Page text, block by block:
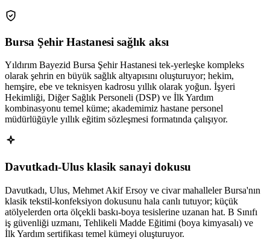
Bursa Şehir Hastanesi sağlık aksı
Yıldırım Bayezid Bursa Şehir Hastanesi tek-yerleşke kompleks
olarak şehrin en büyük sağlık altyapısını oluşturuyor; hekim,
hemşire, ebe ve teknisyen kadrosu yıllık olarak yoğun. İşyeri
Hekimliği, Diğer Sağlık Personeli (DSP) ve İlk Yardım
kombinasyonu temel küme; akademimiz hastane personel
müdürlüğüyle yıllık eğitim sözleşmesi formatında çalışıyor.
Davutkadı-Ulus klasik sanayi dokusu
Davutkadı, Ulus, Mehmet Akif Ersoy ve civar mahalleler Bursa'nın
klasik tekstil-konfeksiyon dokusunu hala canlı tutuyor; küçük
atölyelerden orta ölçekli baskı-boya tesislerine uzanan hat. B Sınıfı
iş güvenliği uzmanı, Tehlikeli Madde Eğitimi (boya kimyasalı) ve
İlk Yardım sertifikası temel kümeyi oluşturuyor.